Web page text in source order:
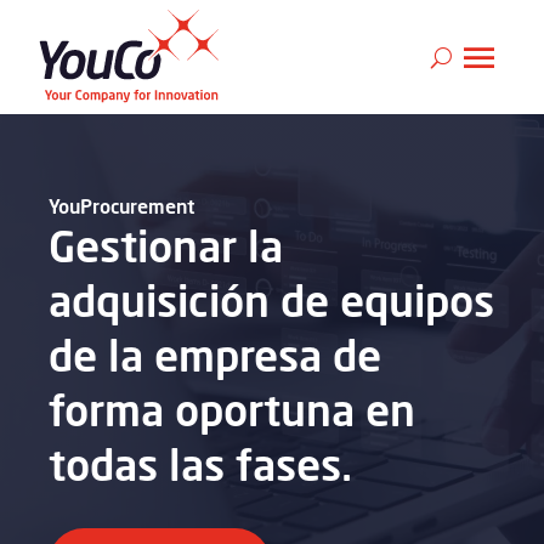
Gestionar la
adquisición de equipos
de la empresa de
forma oportuna en
todas las fases.
YouProcurement